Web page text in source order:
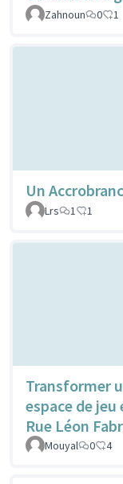
Zahnoun
0 1
Un
Lrs
1 1
Transformer
espace de
Rue Léon
Mouyal 0 4